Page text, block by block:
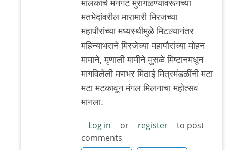
त्यागमूर्ती
मालकाचे मनगट मुरागळण्यावरूनच्या
मतभेदांवरील मारामारी मिरजच्या
महापौरांच्या मध्यस्थीमुळे मिटल्यानंतर
महिन्याभराने मिरजेच्या महापौरांच्या मोहन
मामाने, मृणाली मामीने मुसळे मिष्टानमधून
मागविलेली मणभर मिठाई मित्रमंडळींनी मटा
मटा मटकावून मंगल मिलनाचा महोत्सव
मानला.
Log in or register
to post
comments